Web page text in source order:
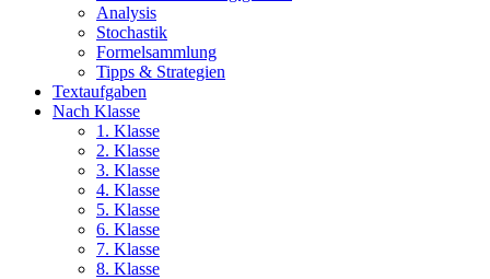
Analysis
Stochastik
Formelsammlung
Tipps & Strategien
Textaufgaben
Nach Klasse
1. Klasse
2. Klasse
3. Klasse
4. Klasse
5. Klasse
6. Klasse
7. Klasse
8. Klasse